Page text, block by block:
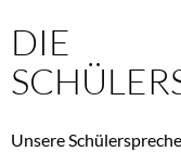
DIE
Unsere